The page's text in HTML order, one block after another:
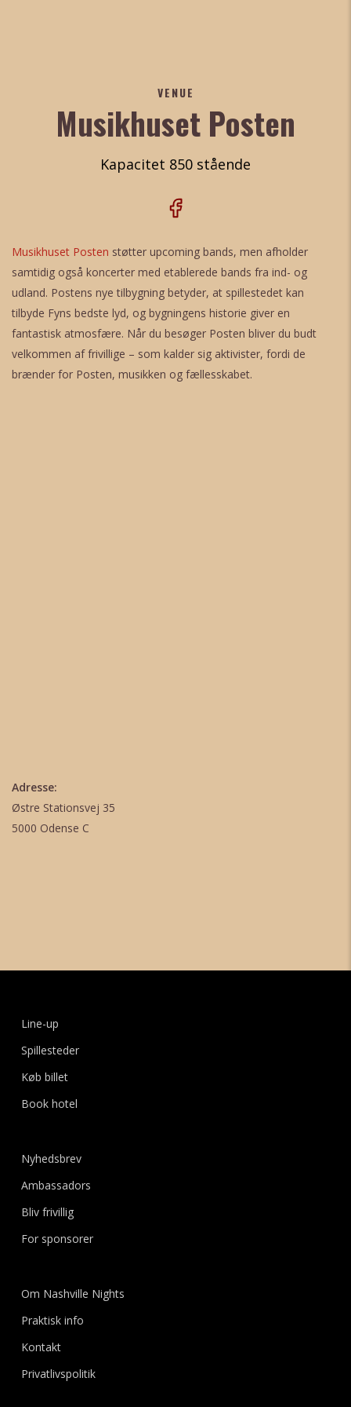
VENUE
Musikhuset Posten
Kapacitet 850 stående
Musikhuset Posten støtter upcoming bands, men afholder
samtidig også koncerter med etablerede bands fra ind- og
udland. Postens nye tilbygning betyder, at spillestedet kan
tilbyde Fyns bedste lyd, og bygningens historie giver en
fantastisk atmosfære. Når du besøger Posten bliver du budt
velkommen af frivillige – som kalder sig aktivister, fordi de
brænder for Posten, musikken og fællesskabet.
Adresse:
Østre Stationsvej 35
5000 Odense C
Line-up
Spillesteder
Køb billet
Book hotel
Nyhedsbrev
Ambassadors
Bliv frivillig
For sponsorer
Om Nashville Nights
Praktisk info
Kontakt
Privatlivspolitik